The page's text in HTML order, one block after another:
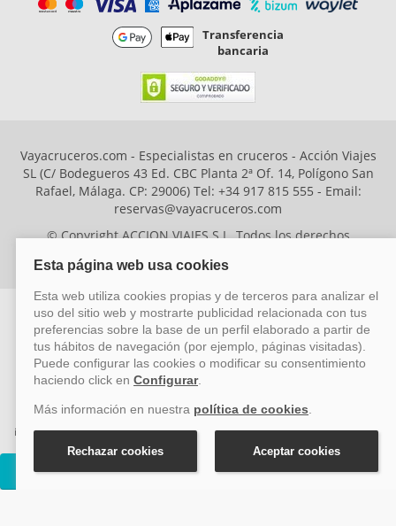
Cruceros Azamara Onward
Transferencia
bancaria
Vayacruceros.com - Especialistas en cruceros - Acción Viajes
SL (C/ Bodegueros 43 Ed. CBC Planta 2ª Of. 14, Polígono San
Rafael, Málaga. CP: 29006) Tel: +34 917 815 555 - Email:
reservas@vayacruceros.com
© Copyright ACCION VIAJES S.L. Todos los derechos
ACCION VIAJES SL ha sido beneficiaria del Fondo Europeo de Desarrollo
Regional (FEDER), cuyo objetivo es mejorar la competitividad de las pymes
mediante el impulso de la innovación, el desarrollo tecnológico, la
investigación de calidad y el uso seguro y fiable del ciberespacio. Gracias a
esta financiación, la empresa ha puesto en marcha un Plan de Acción
durante el año 2026 para reforzar su competitividad empresarial,
promoviendo la innovación y la ciberseguridad. Para ello, ha contado con el